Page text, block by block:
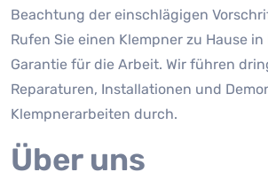
Beachtung der einschlägigen
Rufen Sie einen Klempner zu Hause
Garantie für die Arbeit. Wir führen
Reparaturen, Installationen und
Klempnerarbeiten durch.
Über uns